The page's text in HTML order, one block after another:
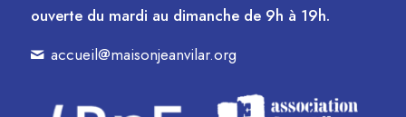
ouverte du mardi au dimanche de 9h à 19h.
accueil@maisonjeanvilar.org